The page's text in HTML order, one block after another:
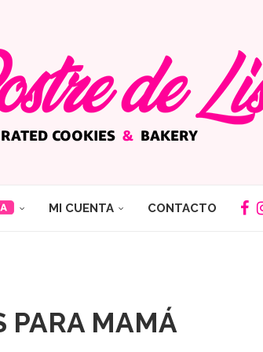
MI CUENTA CONTACTO
PARA MAMÁ